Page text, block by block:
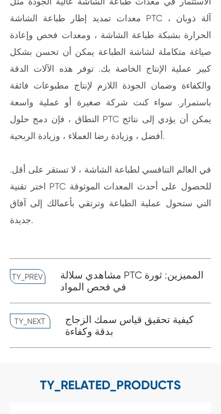
معدات تمديد إطار طباعة الشاشة PTC ، آلة ذوبان
الحرارة بشبكة طباعة الشاشة ، ومعدات فحص وإعادة
صياغة متكاملة لشاشة الطباعة يمكن أن تحسن بشكل
كبير عملية الإنتاج الخاصة بك. توفر هذه الآلات الدقة
والكفاءة وضمان الجودة اللازم لإنتاج مطبوعات فائقة
باستمرار. سواء كنت شركة صغيرة أو عملية واسعة
النطاق ، فإن دمج حلول PTC يمكن أن يؤدي إلى نتائج
أفضل ، وزيادة رضا العملاء ، وزيادة الربحية.
في العالم التنافسي لطباعة الشاشة ، لا تستقر على أقل.
اختر تقنية PTC للحصول على أحدث المعدات الموثوقة
التي ستحول عملية الطباعة وترتقي بأعمالك إلى آفاق
جديدة.
TY_PREV
مشاهدي سلالة PTC المميزين: ثورة
في فحص المواد
TY_NEXT
كيفية تحقيق قياس سمك الزجاج
بدقة وكفاءة
TY_RELATED_PRODUCTS